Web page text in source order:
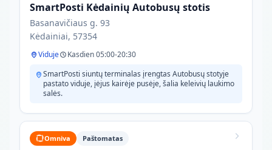
SmartPosti Kėdainių Autobusų stotis
Basanavičiaus g. 93
Kėdainiai, 57354
Viduje
Kasdien 05:00-20:30
SmartPosti siuntų terminalas įrengtas Autobusų stotyje
pastato viduje, įėjus kairėje pusėje, šalia keleivių laukimo
salės.
Omniva Paštomatas